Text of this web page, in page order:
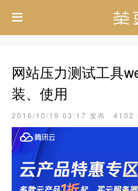
网站压力测试工具
装、使用
2016/10/19 03:17 发布 4102